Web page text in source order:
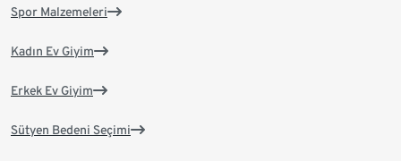
Spor Malzemeleri
Kadın Ev Giyim
Erkek Ev Giyim
Sütyen Bedeni Seçimi